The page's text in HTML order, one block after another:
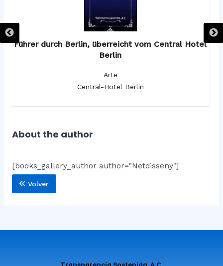
Führer durch Berlin, überreicht vom Central Hotel
Berlin
Arte
Central-Hotel Berlin
About the author
[books_gallery_author author="Netdisseny"]
Volver